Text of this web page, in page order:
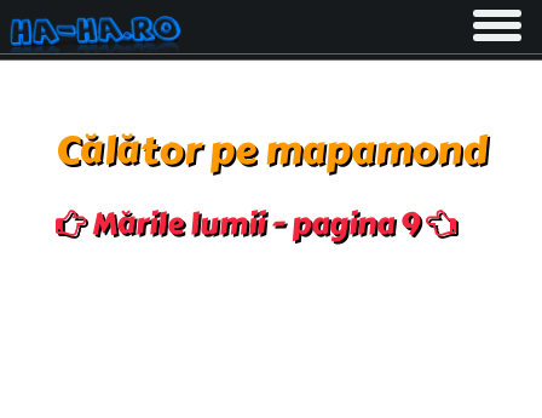
Toggle
Călător pe mapamond
Mările lumii - pagina 9